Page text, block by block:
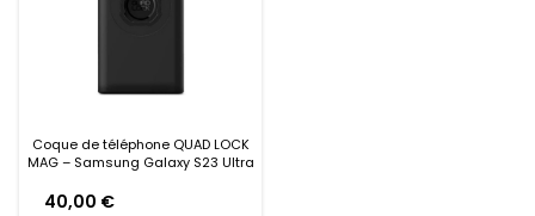
Coque de téléphone QUAD LOCK
MAG – Samsung Galaxy S23 Ultra
40,00 €